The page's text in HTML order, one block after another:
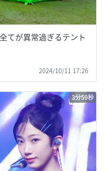
てが異常過ぎるテント
2024/10/11 17:26
3分59秒